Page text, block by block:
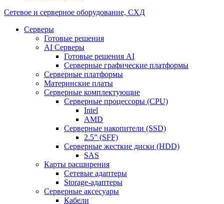
Сетевое и серверное оборудование, СХД
Cерверы
Готовые решения
AI Серверы
Готовые решения AI
Серверные графические платформы
Серверные платформы
Материнские платы
Серверные комплектующие
Серверные процессоры (CPU)
Intel
AMD
Серверные накопители (SSD)
2.5” (SFF)
Серверные жесткие диски (HDD)
SAS
Карты расширения
Сетевые адаптеры
Storage-адаптеры
Серверные аксесуары
Кабели